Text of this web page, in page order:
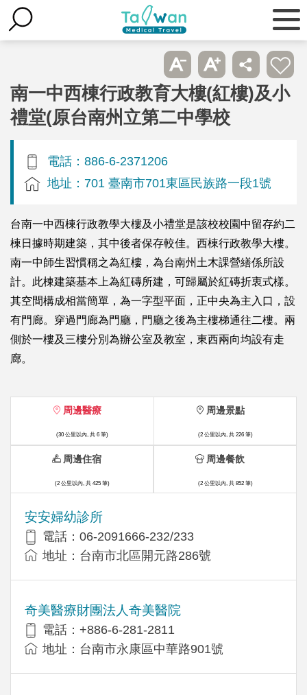
南一中西棟行政教育大樓(紅樓)及小
禮堂(原台南州立第二中學校
電話：886-6-2371206
地址：701 臺南市701東區民族路一段1號
台南一中西棟行政教學大樓及小禮堂是該校校園中留存約二
棟日據時期建築，其中後者保存較佳。西棟行政教學大樓。
南一中師生習慣稱之為紅樓，為台南州土木課營繕係所設
計。此棟建築基本上為紅磚所建，可歸屬於紅磚折衷式樣。
其空間構成相當簡單，為一字型平面，正中央為主入口，設
有門廊。穿過門廊為門廳，門廳之後為主樓梯通往二樓。兩
側於一樓及三樓分別為辦公室及教室，東西兩向均設有走
廊。
周邊醫療
(30 公里以內, 共 6 筆)
安安婦幼診所
電話：06-2091666-232/233
地址：台南市北區開元路286號
奇美醫療財團法人奇美醫院
電話：+886-6-281-2811
地址：台南市永康區中華路901號
周邊景點
(2 公里以內, 共 226 筆)
周邊住宿
(2 公里以內, 共 425 筆)
周邊餐飲
(2 公里以內, 共 852 筆)